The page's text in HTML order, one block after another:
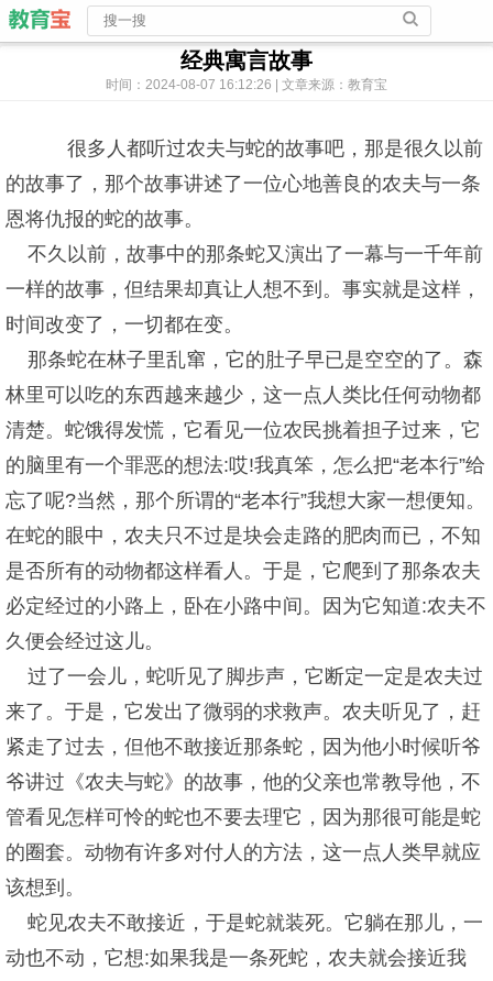
经典寓言故事
时间：2024-08-07 16:12:26 | 文章来源：教育宝
很多人都听过农夫与蛇的故事吧，那是很久以前
的故事了，那个故事讲述了一位心地善良的农夫与一条
恩将仇报的蛇的故事。
不久以前，故事中的那条蛇又演出了一幕与一千年前
一样的故事，但结果却真让人想不到。事实就是这样，
时间改变了，一切都在变。
那条蛇在林子里乱窜，它的肚子早已是空空的了。森
林里可以吃的东西越来越少，这一点人类比任何动物都
清楚。蛇饿得发慌，它看见一位农民挑着担子过来，它
的脑里有一个罪恶的想法:哎!我真笨，怎么把“老本行”给
忘了呢?当然，那个所谓的“老本行”我想大家一想便知。
在蛇的眼中，农夫只不过是块会走路的肥肉而已，不知
是否所有的动物都这样看人。于是，它爬到了那条农夫
必定经过的小路上，卧在小路中间。因为它知道:农夫不
久便会经过这儿。
过了一会儿，蛇听见了脚步声，它断定一定是农夫过
来了。于是，它发出了微弱的求救声。农夫听见了，赶
紧走了过去，但他不敢接近那条蛇，因为他小时候听爷
爷讲过《农夫与蛇》的故事，他的父亲也常教导他，不
管看见怎样可怜的蛇也不要去理它，因为那很可能是蛇
的圈套。动物有许多对付人的方法，这一点人类早就应
该想到。
蛇见农夫不敢接近，于是蛇就装死。它躺在那儿，一
动也不动，它想:如果我是一条死蛇，农夫就会接近我